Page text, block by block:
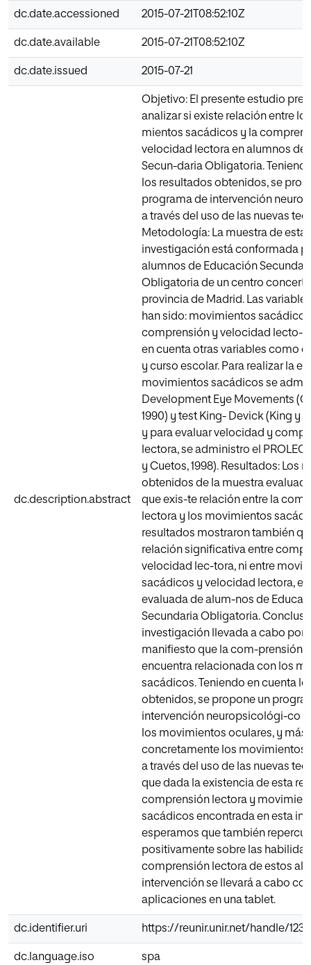
dc.date.accessioned 2015-07-21T08:52:10Z
dc.date.available 2015-07-21T08:52:10Z
dc.date.issued 2015-07-21
dc.description.abstract
Objetivo: El presente estudio
analizar si existe relación entre
mientos sacádicos y la
velocidad lectora en alumnos de
Secun-daria Obligatoria.
los resultados obtenidos, se
programa de intervención
a través del uso de las nuevas
Metodología: La muestra de esta
investigación está conformada
alumnos de Educación
Obligatoria de un centro
provincia de Madrid. Las
han sido: movimientos
comprensión y velocidad lecto-
en cuenta otras variables como
y curso escolar. Para realizar la
movimientos sacádicos se
Development Eye Movements
1990) y test King- Devick (King y
y para evaluar velocidad y
lectora, se administro el
y Cuetos, 1998). Resultados: Los
obtenidos de la muestra
que exis-te relación entre la
lectora y los movimientos
resultados mostraron también
relación significativa entre
velocidad lec-tora, ni entre
sacádicos y velocidad lectora,
evaluada de alum-nos de
Secundaria Obligatoria.
investigación llevada a cabo
manifiesto que la com-prensión
encuentra relacionada con los
sacádicos. Teniendo en cuenta
obtenidos, se propone un
intervención neuropsicológi-co
los movimientos oculares, y más
concretamente los movimientos
a través del uso de las nuevas
que dada la existencia de esta
comprensión lectora y
sacádicos encontrada en esta
esperamos que también
positivamente sobre las
comprensión lectora de estos
intervención se llevará a cabo
aplicaciones en una tablet.
dc.identifier.uri https://reunir.unir.net/handle/
dc.language.iso spa